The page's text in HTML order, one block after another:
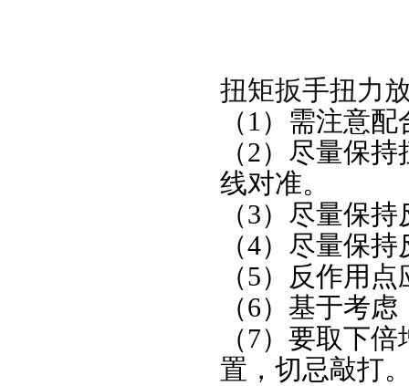
扭矩扳手扭力
（1）需注意
（2）尽量保
线对准。
（3）尽量保
（4）尽量保
（5）反作用
（6）基于考
（7）要取下
置，切忌敲打